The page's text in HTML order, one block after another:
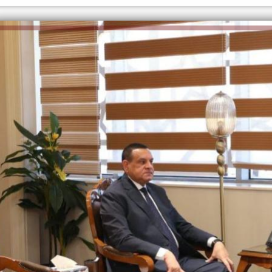
الكاتبة إلهام شرشر تهنئ الرئيس
السيسي بعيد ميلاده وتُشيد بجهوده
في بناء الدولة
رسالتى لآخر الزمان «محطة الضبعة
النووية»... من الحلم إلى التنفيذ